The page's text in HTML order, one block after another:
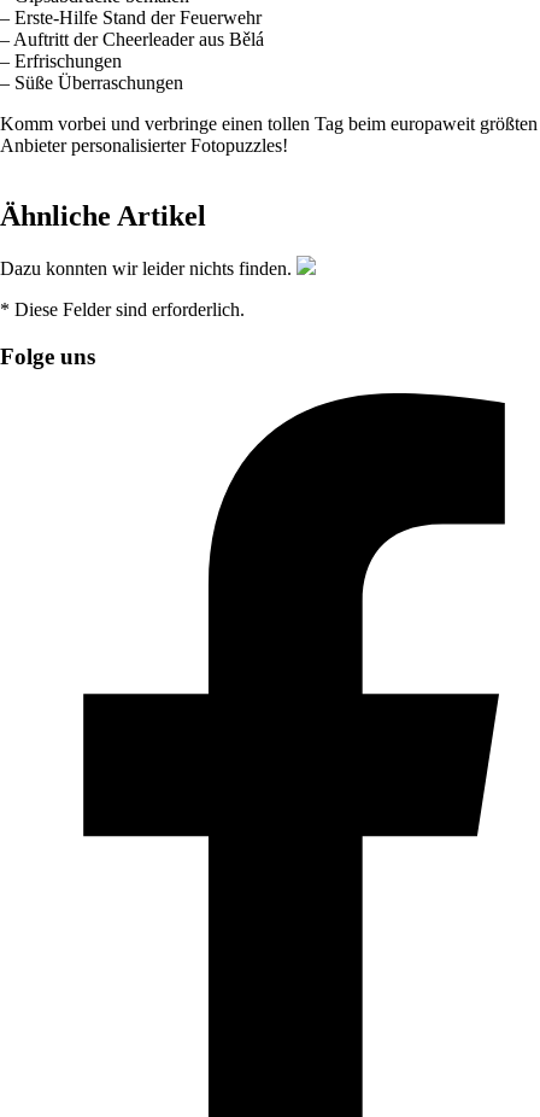
– Erste-Hilfe Stand der Feuerwehr
– Auftritt der Cheerleader aus Bělá
– Erfrischungen
– Süße Überraschungen
Komm vorbei und verbringe einen tollen Tag beim europaweit größten
Anbieter personalisierter Fotopuzzles!
Ähnliche Artikel
Dazu konnten wir leider nichts finden.
* Diese Felder sind erforderlich.
Folge uns